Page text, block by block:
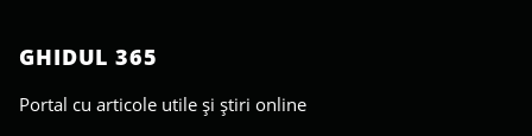
GHIDUL 365
Portal cu articole utile și știri online